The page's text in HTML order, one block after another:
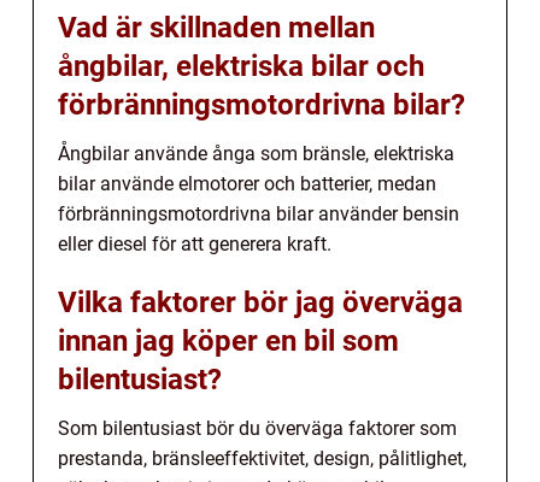
Vad är skillnaden mellan
ångbilar, elektriska bilar och
förbränningsmotordrivna bilar?
Ångbilar använde ånga som bränsle, elektriska
bilar använde elmotorer och batterier, medan
förbränningsmotordrivna bilar använder bensin
eller diesel för att generera kraft.
Vilka faktorer bör jag överväga
innan jag köper en bil som
bilentusiast?
Som bilentusiast bör du överväga faktorer som
prestanda, bränsleeffektivitet, design, pålitlighet,